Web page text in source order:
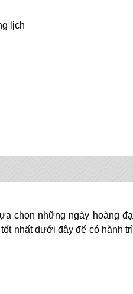
lịch
chọn những ngày hoàng
nhất dưới đây để có hành